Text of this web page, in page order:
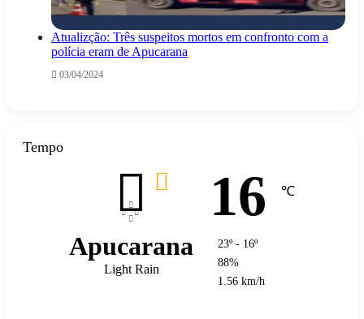
Atualizção: Três suspeitos mortos em confronto com a
polícia eram de Apucarana
03/04/2024
Tempo
Apucarana
Light Rain
16 ℃
23º - 16º
88%
1.56 km/h